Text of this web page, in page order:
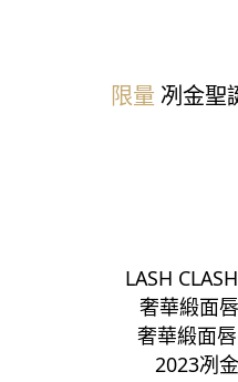
限量 冽金聖
LASH
奢華緞面
奢華緞面
2023冽